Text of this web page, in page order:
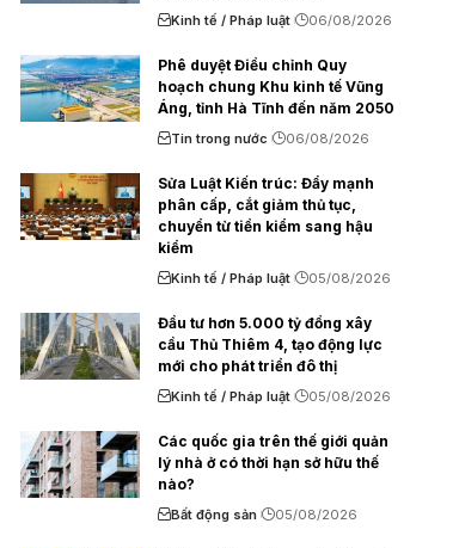
Kinh tế / Pháp luật 06/08/2026
Phê duyệt Điều chỉnh Quy
hoạch chung Khu kinh tế Vũng
Áng, tỉnh Hà Tĩnh đến năm 2050
Tin trong nước 06/08/2026
Sửa Luật Kiến trúc: Đẩy mạnh
phân cấp, cắt giảm thủ tục,
chuyển từ tiền kiểm sang hậu
kiểm
Kinh tế / Pháp luật 05/08/2026
Đầu tư hơn 5.000 tỷ đồng xây
cầu Thủ Thiêm 4, tạo động lực
mới cho phát triển đô thị
Kinh tế / Pháp luật 05/08/2026
Các quốc gia trên thế giới quản
lý nhà ở có thời hạn sở hữu thế
nào?
Bất động sản 05/08/2026